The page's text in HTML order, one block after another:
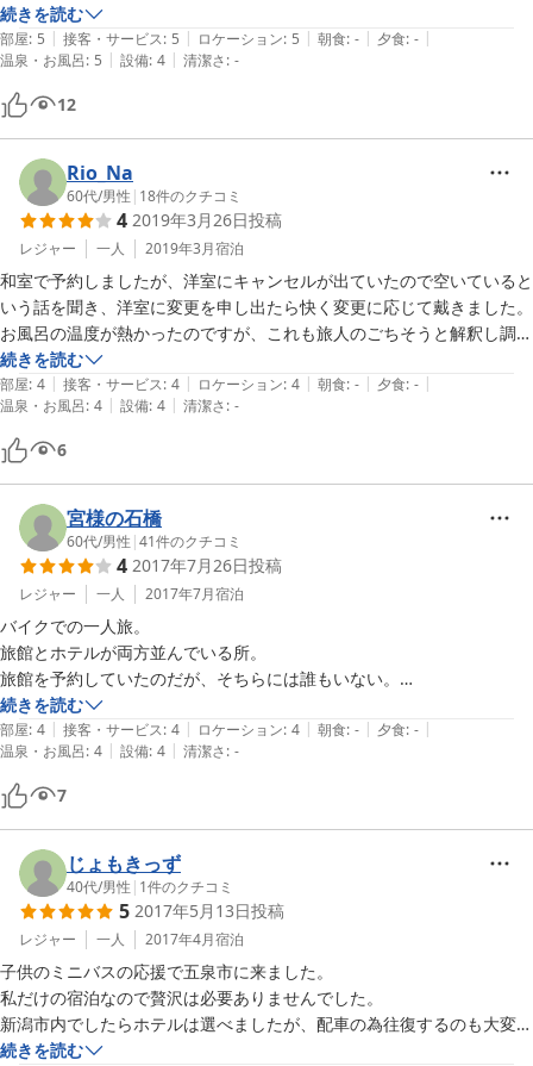
二階の部屋を案内されたのですが、二階はトイレが２階にないことと暑
いので、旅館の方から「差し支えなければ、一階のトイレが近い部屋に
変更いたしましょうか」とわざわざ部屋を変更してくださいました。
「私、入ったばかりの慣れないもので至らなく申し訳ありません。何か
御用がありましたら一晩この建物のどこかにいるので申しつけくださ
い」と丁寧な対応でした。また利用させていただきます。
続きを読む
部屋: 5 | 接客・サービス: 5 | ロケーション: 5 | 朝食: - | 夕食: - |
温泉・お風呂: 5 | 設備: 4 | 清潔さ: -
12
Rio_Na
60代/男性 | 18件のクチコミ
4 2019年3月26日投稿
レジャー 一人 2019年3月宿泊
和室で予約しましたが、洋室にキャンセルが出ていたので空いていると
いう話を聞き、洋室に変更を申し出たら快く変更に応じて戴きました。
お風呂の温度が熱かったのですが、これも旅人のごちそうと解釈し調節
して入浴させて戴きました。
料金相応で良いと思いました。
続きを読む
部屋: 4 | 接客・サービス: 4 | ロケーション: 4 | 朝食: - | 夕食: - |
温泉・お風呂: 4 | 設備: 4 | 清潔さ: -
6
宮様の石橋
60代/男性 |41件のクチコミ
4 2017年7月26日投稿
レジャー 一人 2017年7月宿泊
バイクでの一人旅。
旅館とホテルが両方並んでいる所。
旅館を予約していたのだが、そちらには誰もいない。
宿泊者に聞いてみると、隣のホテルで受付しているとのこと。
事前にその手の情報は無し。
結局、そのホテルが宿泊場所でした。
まずまずでした。
続きを読む
部屋: 4 | 接客・サービス: 4 | ロケーション: 4 | 朝食: - | 夕食: - |
温泉・お風呂: 4 | 設備: 4 | 清潔さ: -
7
じょもきっず
40代/男性 | 1件のクチコミ
5 2017年5月13日投稿
レジャー 一人 2017年4月宿泊
子供のミニバスの応援で五泉市に来ました。
私だけの宿泊なので贅沢は必要ありませんでした。
新潟市内でしたらホテルは選べましたが、配車の為往復するのも大変で
すし、市内なら駐車場も必要になりますし、
続きを読む